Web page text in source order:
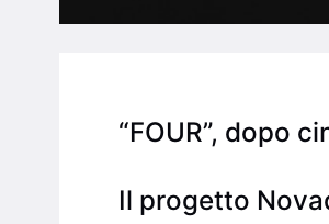
“FOUR”, dopo
Il progetto